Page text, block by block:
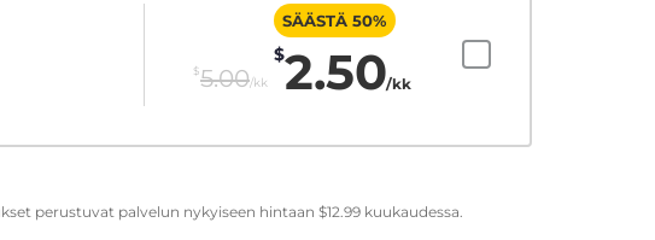
$5.00/kk
SÄÄSTÄ 50%
$2.50/kk
perustuvat palvelun nykyiseen hintaan $12.99 kuukaudessa.